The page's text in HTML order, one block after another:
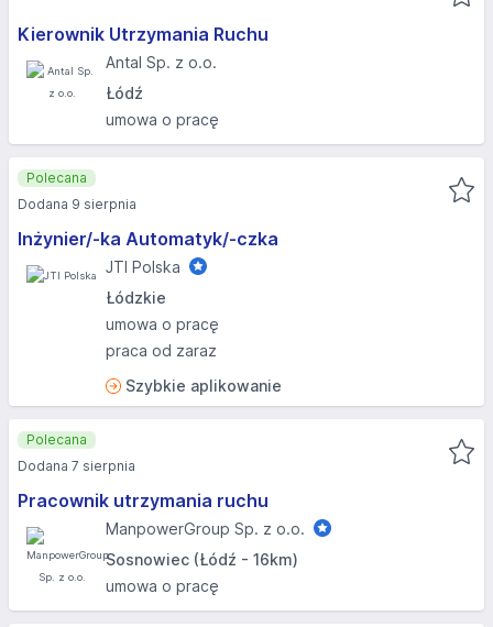
Kierownik Utrzymania Ruchu
Antal Sp. z o.o.
Łódź
umowa o pracę
Inżynier/-ka Automatyk/-czka
JTI Polska
Łódzkie
umowa o pracę
praca od zaraz
Szybkie aplikowanie
Polecana
Dodana 9 sierpnia
Pracownik utrzymania ruchu
ManpowerGroup Sp. z o.o.
Sosnowiec (Łódź - 16km)
umowa o pracę
Polecana
Dodana 7 sierpnia